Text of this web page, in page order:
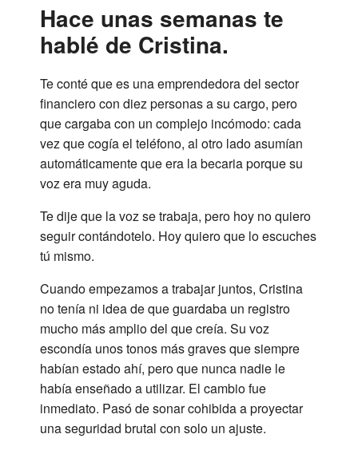
Hace unas semanas te
hablé de Cristina.
Te conté que es una emprendedora del sector
financiero con diez personas a su cargo, pero
que cargaba con un complejo incómodo: cada
vez que cogía el teléfono, al otro lado asumían
automáticamente que era la becaria porque su
voz era muy aguda.
Te dije que la voz se trabaja, pero hoy no quiero
seguir contándotelo. Hoy quiero que lo escuches
tú mismo.
Cuando empezamos a trabajar juntos, Cristina
no tenía ni idea de que guardaba un registro
mucho más amplio del que creía. Su voz
escondía unos tonos más graves que siempre
habían estado ahí, pero que nunca nadie le
había enseñado a utilizar. El cambio fue
inmediato. Pasó de sonar cohibida a proyectar
una seguridad brutal con solo un ajuste.